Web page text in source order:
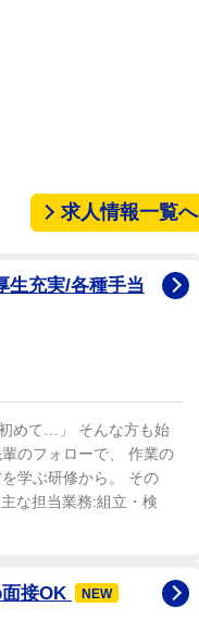
求人情報一覧へ
生充実/各種手当
めて…」 そんな方も始
のフォローで、 作業の
学ぶ研修から。 その
な担当業務:組立・検
接OK NEW